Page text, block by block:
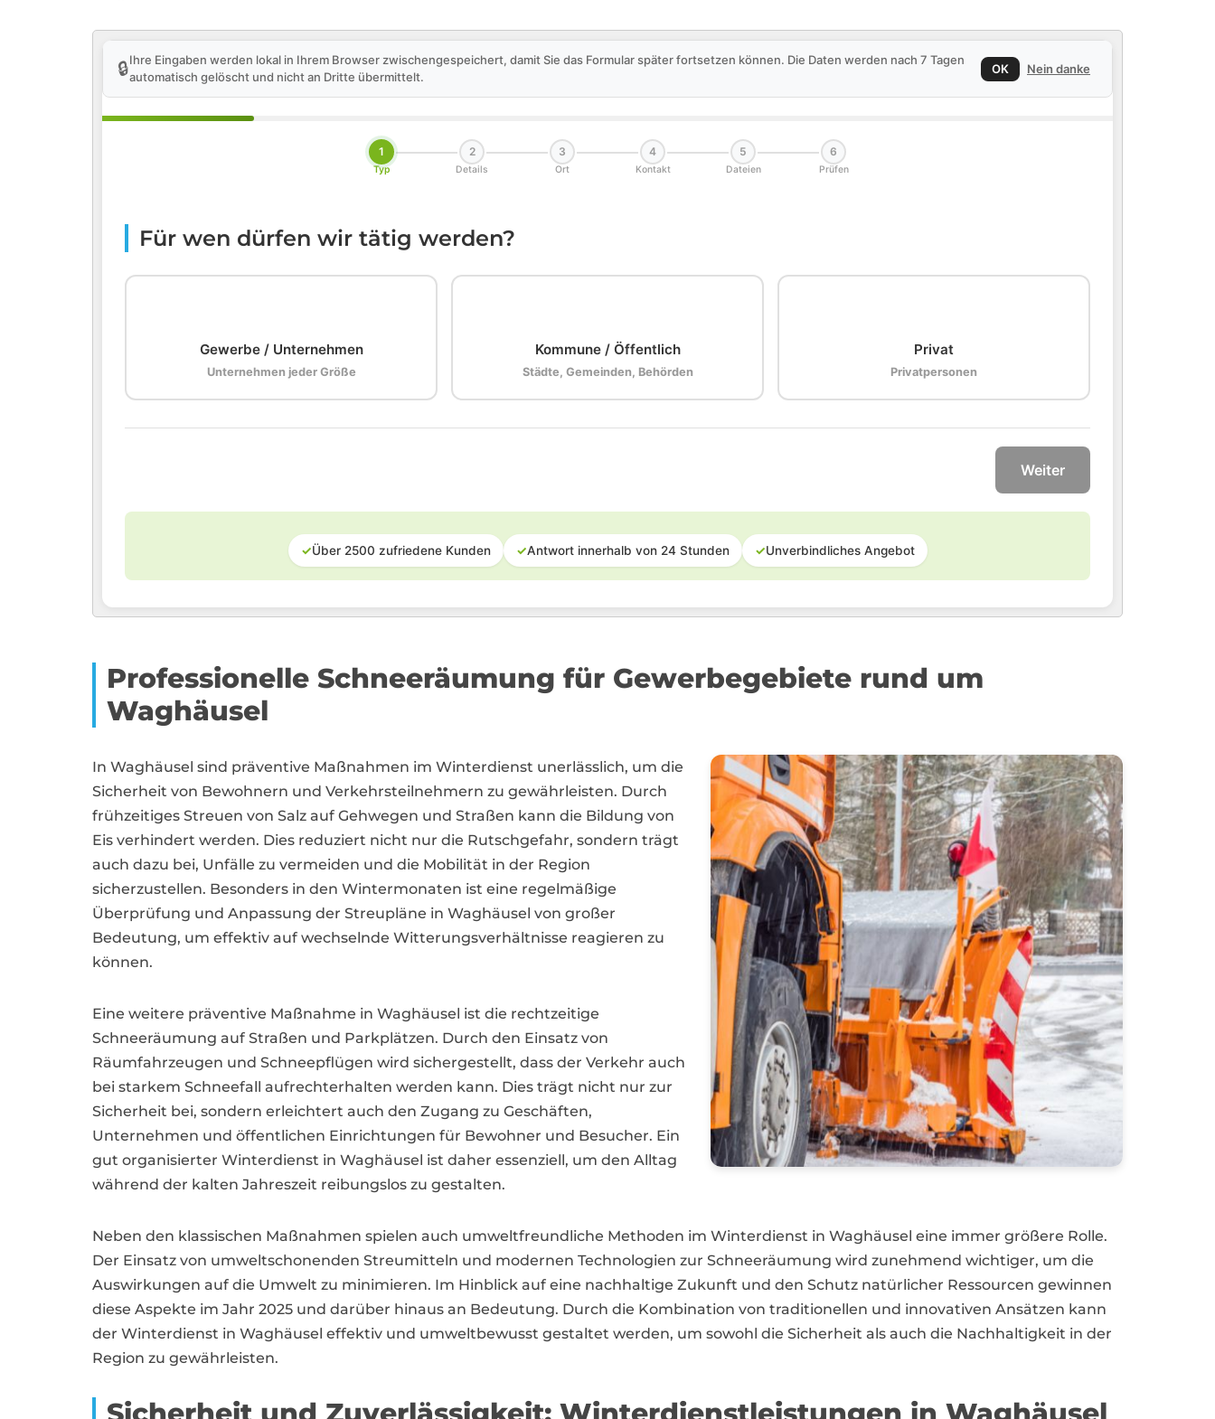
🔒Ihre Eingaben werden lokal in Ihrem Browser zwischengespeichert, damit Sie das Formular später fortsetzen können. Die Daten werden nach 7 Tagen
automatisch gelöscht und nicht an Dritte übermittelt.
OK Nein danke
1
Typ
2
Details
3
Ort
4
Kontakt
5
Dateien
6
Prüfen
Für wen dürfen wir tätig werden?
Gewerbe / Unternehmen
Unternehmen jeder Größe
Kommune / Öffentlich
Städte, Gemeinden, Behörden
Privat
Privatpersonen
Weiter
✓Über 2500 zufriedene Kunden ✓Antwort innerhalb von 24 Stunden ✓Unverbindliches Angebot
Professionelle Schneeräumung für Gewerbegebiete rund um
Waghäusel
In Waghäusel sind präventive Maßnahmen im Winterdienst unerlässlich, um die
Sicherheit von Bewohnern und Verkehrsteilnehmern zu gewährleisten. Durch
frühzeitiges Streuen von Salz auf Gehwegen und Straßen kann die Bildung von
Eis verhindert werden. Dies reduziert nicht nur die Rutschgefahr, sondern trägt
auch dazu bei, Unfälle zu vermeiden und die Mobilität in der Region
sicherzustellen. Besonders in den Wintermonaten ist eine regelmäßige
Überprüfung und Anpassung der Streupläne in Waghäusel von großer
Bedeutung, um effektiv auf wechselnde Witterungsverhältnisse reagieren zu
können.
Eine weitere präventive Maßnahme in Waghäusel ist die rechtzeitige
Schneeräumung auf Straßen und Parkplätzen. Durch den Einsatz von
Räumfahrzeugen und Schneepflügen wird sichergestellt, dass der Verkehr auch
bei starkem Schneefall aufrechterhalten werden kann. Dies trägt nicht nur zur
Sicherheit bei, sondern erleichtert auch den Zugang zu Geschäften,
Unternehmen und öffentlichen Einrichtungen für Bewohner und Besucher. Ein
gut organisierter Winterdienst in Waghäusel ist daher essenziell, um den Alltag
während der kalten Jahreszeit reibungslos zu gestalten.
Neben den klassischen Maßnahmen spielen auch umweltfreundliche Methoden im Winterdienst in Waghäusel eine immer größere Rolle.
Der Einsatz von umweltschonenden Streumitteln und modernen Technologien zur Schneeräumung wird zunehmend wichtiger, um die
Auswirkungen auf die Umwelt zu minimieren. Im Hinblick auf eine nachhaltige Zukunft und den Schutz natürlicher Ressourcen gewinnen
diese Aspekte im Jahr 2025 und darüber hinaus an Bedeutung. Durch die Kombination von traditionellen und innovativen Ansätzen kann
der Winterdienst in Waghäusel effektiv und umweltbewusst gestaltet werden, um sowohl die Sicherheit als auch die Nachhaltigkeit in der
Region zu gewährleisten.